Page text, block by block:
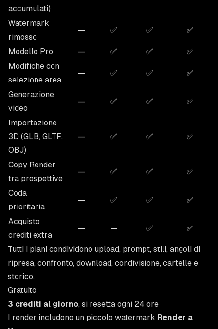
accumulati)
Watermark
rimosso
— ✅ ✅ ✅
Modello Pro — ✅ ✅
✅
Modifiche con
selezione area
— ✅ ✅ ✅
Generazione
video
— ✅ ✅ ✅
Importazione
3D (GLB, GLTF,
OBJ)
— ✅ ✅ ✅
Copy Render
tra prospettive
— ✅ ✅ ✅
Coda
prioritaria
— ✅ ✅ ✅
Acquisto
crediti extra
— — ✅ ✅
Tutti i piani condividono upload, prompt, stili, angoli di
ripresa, confronto, download, condivisione, cartelle e
storico.
Gratuito
3 crediti al giorno, si resetta ogni 24 ore
I render includono un piccolo watermark Render a